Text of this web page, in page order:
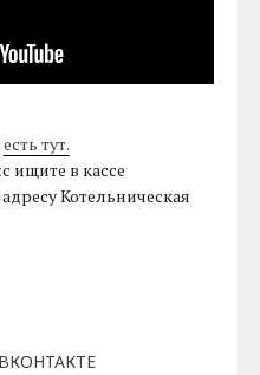
есть тут.
ищите в кассе
Котельническая
ВКОНТАКТЕ